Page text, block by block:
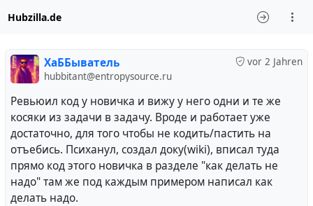
Hubzilla.de
vor 2 Jahren
ХаББыватель
hubbitant@entropysource.ru
Ревьюил код у новичка и вижу у него одни и те же
косяки из задачи в задачу. Вроде и работает уже
достаточно, для того чтобы не кодить/пастить на
отъебись. Психанул, создал доку(wiki), вписал туда
прямо код этого новичка в разделе "как делать не
надо" там же под каждым примером написал как
делать надо.